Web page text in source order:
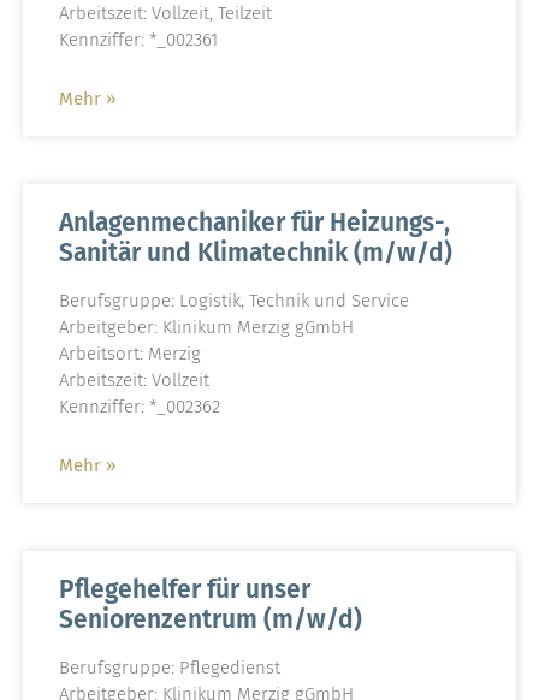
Arbeitszeit: Vollzeit, Teilzeit
Kennziffer: *_002361
Mehr »
Anlagenmechaniker für Heizungs-,
Sanitär und Klimatechnik (m/w/d)
Berufsgruppe: Logistik, Technik und Service
Arbeitgeber: Klinikum Merzig gGmbH
Arbeitsort: Merzig
Arbeitszeit: Vollzeit
Kennziffer: *_002362
Mehr »
Pflegehelfer für unser
Seniorenzentrum (m/w/d)
Berufsgruppe: Pflegedienst
Arbeitgeber: Klinikum Merzig gGmbH